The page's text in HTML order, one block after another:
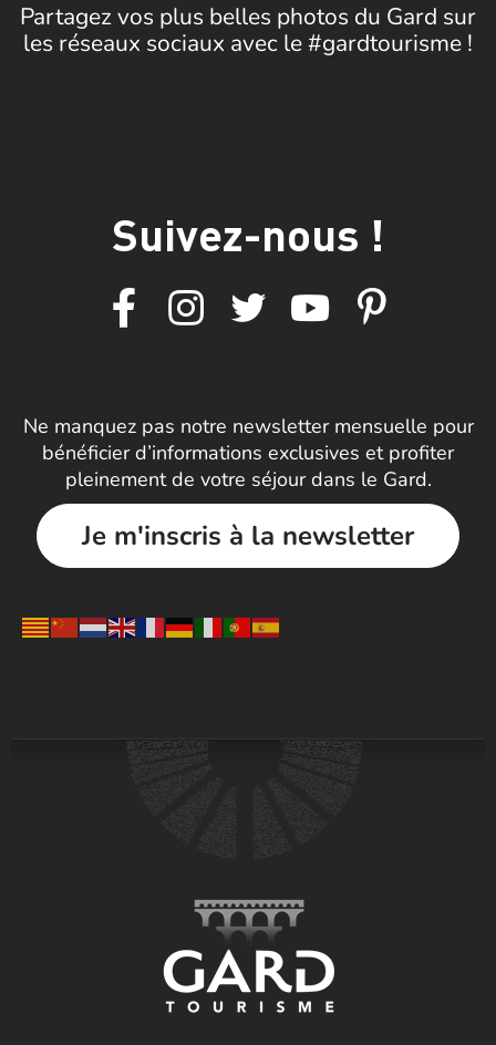
Partagez vos plus belles photos du Gard sur
les réseaux sociaux avec le #gardtourisme !
Suivez-nous !
Ne manquez pas notre newsletter mensuelle pour
bénéficier d’informations exclusives et profiter
pleinement de votre séjour dans le Gard.
Je m'inscris à la newsletter